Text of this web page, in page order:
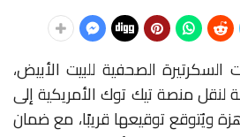
السكرتيرة الصحفية للبيت الأبيض،
لنقل منصة تيك توك الأمريكية إلى
ويُتوقع توقيعها قريبًا، مع ضمان